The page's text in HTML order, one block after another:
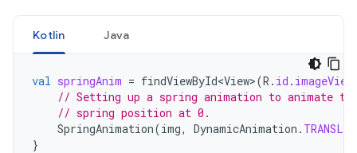
Kotlin Java
val springAnim = findViewById<View>(R . id . imageView
// Setting up a spring animation to animate
// spring position at 0.
SpringAnimation(img, DynamicAnimation .
}